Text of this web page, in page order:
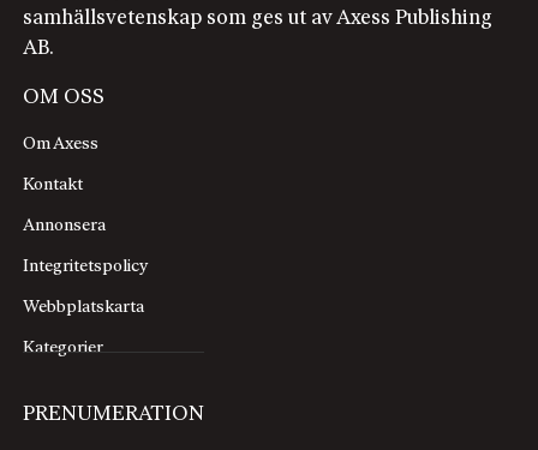
samhällsvetenskap som ges ut av Axess Publishing
AB.
OM OSS
Om Axess
Kontakt
Annonsera
Integritetspolicy
Webbplatskarta
Kategorier
PRENUMERATION